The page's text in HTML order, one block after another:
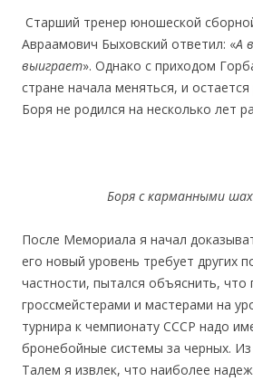
Старший тренер юношеской
Авраамович Быховский ответил: «А
выиграет». Однако с приходом
стране начала меняться, и
Боря не родился на несколько лет
Боря с карманными
После Мемориала я начал
его новый уровень требует других
частности, пытался объяснить, что
гроссмейстерами и мастерами на
турнира к чемпионату СССР надо
бронебойные системы за черных.
Талем я извлек, что наиболее